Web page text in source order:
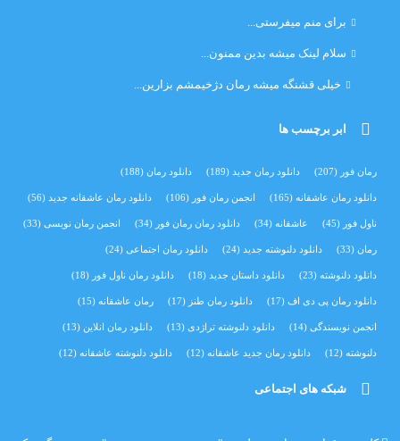
برای منم میفرستی...
سلام لینک میشه بدین ممنون...
خیلی قشنگه میشه رمان دژخیمشم بزارین...
ابر برچسب ها
رمان فور (207) دانلود رمان جدید (189) دانلود رمان(188)
دانلود رمان عاشقانه(165) انجمن رمان فور (106) دانلود رمان عاشقانه جدید (56)
ناول فور (45) عاشقانه(34) دانلود رمان رمان فور (34) انجمن رمان نویسی(33)
رمان(33) دانلود دلنوشته جدید (24) دانلود رمان اجتماعی‌(24)
دانلود دلنوشته(23) دانلود داستان جدید (18) دانلود رمان ناول فور (18)
دانلود رمان پی دی اف(17) دانلود رمان طنز (17) رمان عاشقانه(15)
انجمن نویسندگی(14) دانلود دلنوشته تراژدی‌ (13) دانلود رمان انلاین (13)
دلنوشته(12) دانلود رمان جدید عاشقانه(12) دانلود دلنوشته عاشقانه(12)
شبکه های اجتماعی